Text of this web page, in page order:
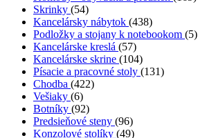
Skrinky (54)
Kancelársky nábytok (438)
Podložky a stojany k notebookom (5)
Kancelárske kreslá (57)
Kancelárske skrine (104)
Písacie a pracovné stoly (131)
Chodba (422)
Vešiaky (6)
Botníky (92)
Predsieňové steny (96)
Konzolové stolíky (49)